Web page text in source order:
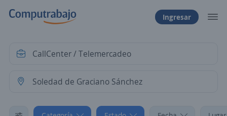
Ingresar